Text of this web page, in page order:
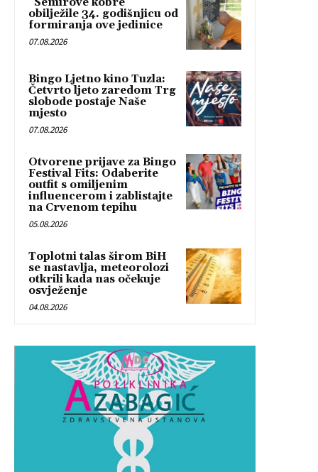
obilježile 34. godišnjicu od
formiranja ove jedinice
07.08.2026
Bingo Ljetno kino Tuzla:
Četvrto ljeto zaredom Trg
slobode postaje Naše
mjesto
07.08.2026
Otvorene prijave za Bingo
Festival Fits: Odaberite
outfit s omiljenim
influencerom i zablistajte
na Crvenom tepihu
05.08.2026
Toplotni talas širom BiH
se nastavlja, meteorolozi
otkrili kada nas očekuje
osvježenje
04.08.2026